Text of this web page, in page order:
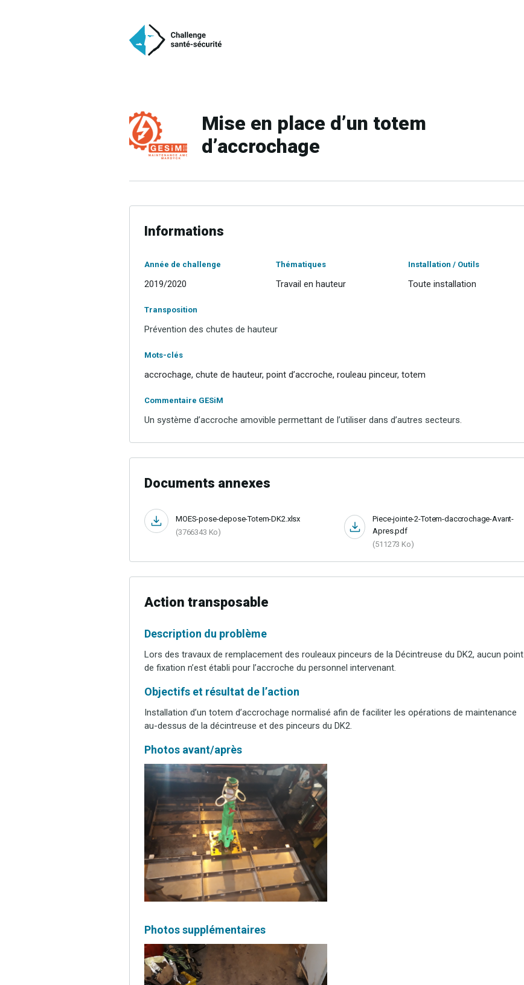
Mise en place d’un totem
d’accrochage
Informations
Année de challenge
2019/2020
Thématiques
Travail en hauteur
Installation / Outils
Toute installation
Transposition
Prévention des chutes de hauteur
Mots-clés
accrochage, chute de hauteur, point d’accroche, rouleau pinceur, totem
Commentaire GESiM
Un système d’accroche amovible permettant de l’utiliser dans d’autres secteurs.
Documents annexes
MOES-pose-depose-Totem-DK2.xlsx
(3766343 Ko)
Piece-jointe-2-Totem-daccrochage-Avant-
Apres.pdf
(511273 Ko)
Action transposable
Description du problème
Lors des travaux de remplacement des rouleaux pinceurs de la Décintreuse du DK2, aucun point
de fixation n’est établi pour l’accroche du personnel intervenant.
Objectifs et résultat de l’action
Installation d’un totem d’accrochage normalisé afin de faciliter les opérations de maintenance
au-dessus de la décintreuse et des pinceurs du DK2.
Photos avant/après
Photos supplémentaires